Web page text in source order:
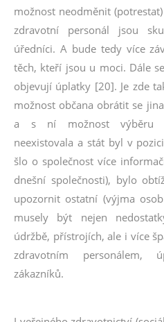
možnost neodměnit
zdravotní personál jsou
úředníci. A bude tedy více
těch, kteří jsou u moci. Dále
objevují úplatky [20]. Je zde
možnost občana obrátit se
a s ní možnost výběru
neexistovala a stát byl v
šlo o společnost více
dnešní společnosti), bylo
upozornit ostatní (výjma
musely být nejen
údržbě, přístrojích, ale i více
zdravotním personálem,
zákazníků.